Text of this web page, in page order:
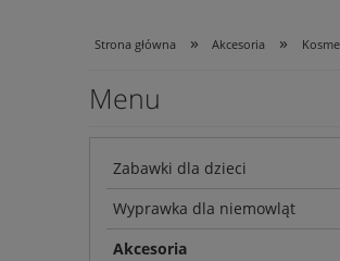
Strona główna » Akcesoria »
Menu
Zabawki dla dzieci
Wyprawka dla niemowląt
Akcesoria